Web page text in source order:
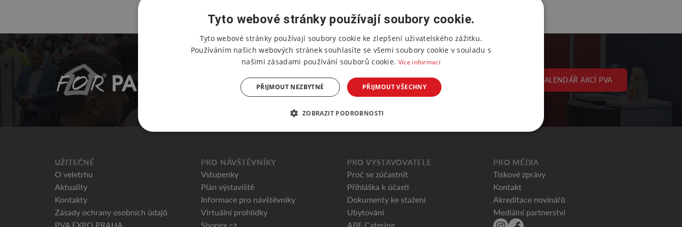
KALENDÁŘ AKCÍ PVA
UŽITEČNÉ
O veletrhu
Aktuality
Kontakty
Zásady ochrany osobních údajů
PRO NÁVŠTĚVNÍKY
Vstupenky
Plán výstaviště
Informace pro návštěvníky
Virtuální prohlídky
PRO VYSTAVOVATELE
Proč se zúčastnit
Přihláška k účasti
Dokumenty ke stažení
Ubytování
PRO MÉDIA
Tiskové zprávy
Kontakt
Akreditace novinářů
Mediální partnerství
Tyto webové stránky používají soubory cookie.
Tyto webové stránky používají soubory cookie ke zlepšení uživatelského zážitku.
Používáním našich webových stránek souhlasíte se všemi soubory cookie v souladu s
našimi zásadami používání souborů cookie. Více informací
PŘIJMOUT VŠECHNY
PŘIJMOUT NEZBYTNÉ
ZOBRAZIT PODROBNOSTI